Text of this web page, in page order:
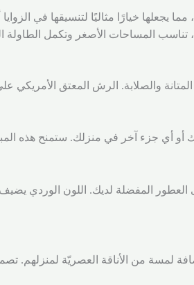
والصلابة. الرش المعتق
أو أي جزء آخر في منزلك. ستمنح هذه
المفضلة لديك. اللون الوردي يضيف
لمسة من الأناقة العصريّة لمنزلهم.